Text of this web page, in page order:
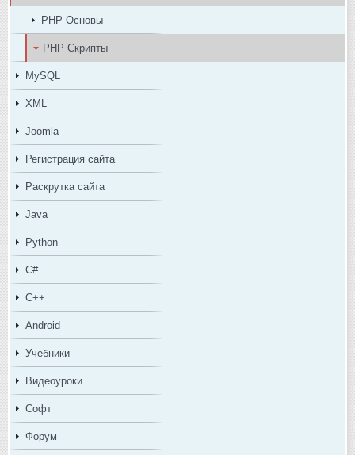
PHP Основы
PHP Скрипты
MySQL
XML
Joomla
Регистрация сайта
Раскрутка сайта
Java
Python
C#
C++
Android
Учебники
Видеоуроки
Софт
Форум